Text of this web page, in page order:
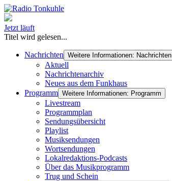
Jetzt läuft
Titel wird gelesen...
Nachrichten Weitere Informationen: Nachrichten
Aktuell
Nachrichtenarchiv
Neues aus dem Funkhaus
Programm Weitere Informationen: Programm
Livestream
Programmplan
Sendungsübersicht
Playlist
Musiksendungen
Wortsendungen
Lokalredaktions-Podcasts
Über das Musikprogramm
Trug und Schein